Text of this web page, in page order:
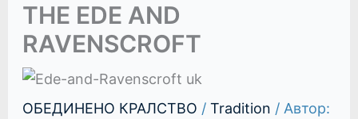
THE EDE AND
RAVENSCROFT
ОБЕДИНЕНО КРАЛСТВО / Tradition / Автор: